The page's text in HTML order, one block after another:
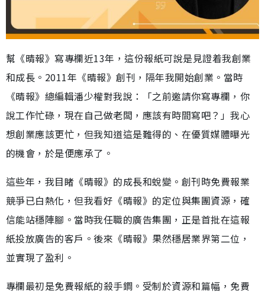
幫《晴報》寫專欄近13年，這份報紙可說是見證着我創業
和成長。2011年《晴報》創刊，隔年我開始創業。當時
《晴報》總編輯潘少權對我說：「之前邀請你寫專欄，你
說工作忙碌，現在自己做老闆，應該有時間寫吧？」我心
想創業應該更忙，但我知道這是難得的、在優質媒體曝光
的機會，於是便應承了。
這些年，我目睹《晴報》的成長和蛻變。創刊時免費報業
競爭已白熱化，但我看好《晴報》的定位與集團資源，確
信能站穩陣腳。當時我任職的廣告集團，正是首批在這報
紙投放廣告的客戶。後來《晴報》果然穩居業界第二位，
並實現了盈利。
專欄最初是免費報紙的殺手鐧。受制於資源和篇幅，免費